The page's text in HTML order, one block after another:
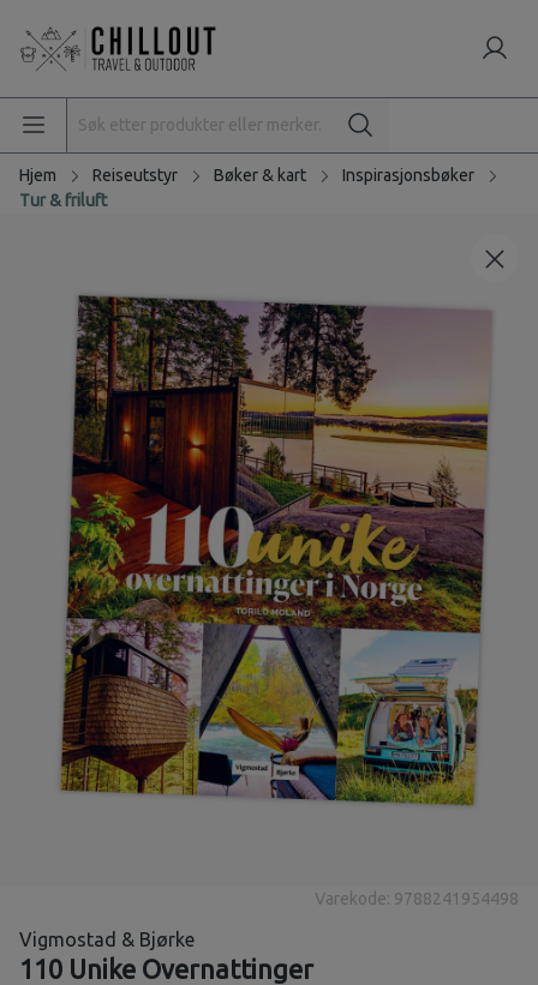
Hjem Reiseutstyr Bøker & kart
Inspirasjonsbøker
Tur & friluft
Varekode: 9788241954498
Vigmostad & Bjørke
110 Unike Overnattinger